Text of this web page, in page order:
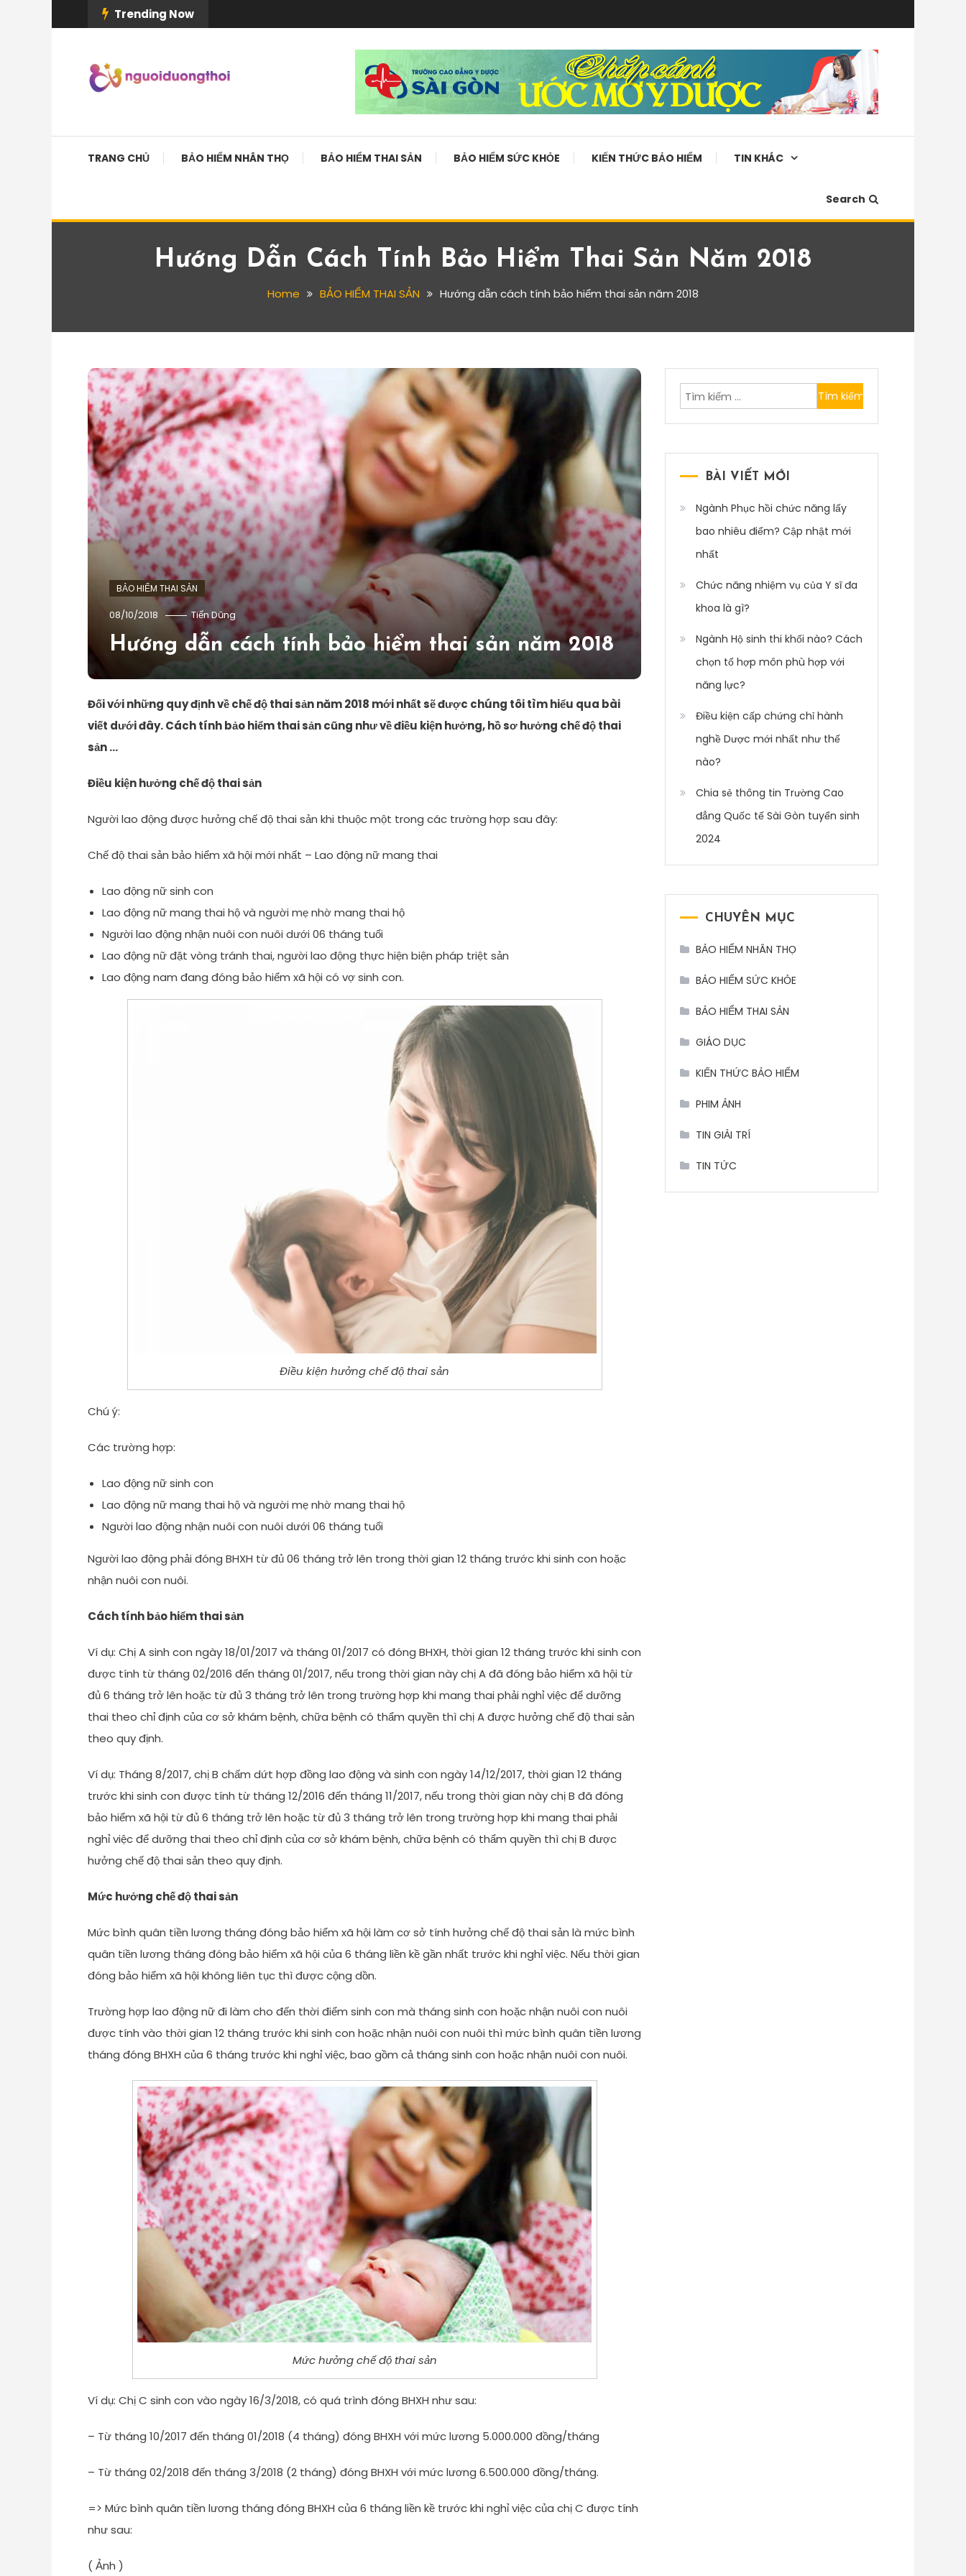
To
Trending Now
TRANG CHỦ BẢO HIỂM NHÂN THỌ BẢO HIỂM THAI SẢN BẢO HIỂM SỨC KHỎE KIẾN THỨC BẢO HIỂM TIN KHÁC
Search
Hướng Dẫn Cách Tính Bảo Hiểm Thai Sản Năm 2018
Home BẢO HIỂM THAI SẢN Hướng dẫn cách tính bảo hiểm thai sản năm 2018
BẢO HIỂM THAI SẢN
08/10/2018 Tiến Dũng
Hướng dẫn cách tính bảo hiểm thai sản năm 2018
Đối với những quy định về chế độ thai sản năm 2018 mới nhất sẽ được chúng tôi tìm hiểu qua bài
viết dưới đây. Cách tính bảo hiểm thai sản cũng như về điều kiện hưởng, hồ sơ hưởng chế độ thai
sản …
Điều kiện hưởng chế độ thai sản
Người lao động được hưởng chế độ thai sản khi thuộc một trong các trường hợp sau đây:
Chế độ thai sản bảo hiểm xã hội mới nhất – Lao động nữ mang thai
Lao động nữ sinh con
Lao động nữ mang thai hộ và người mẹ nhờ mang thai hộ
Người lao động nhận nuôi con nuôi dưới 06 tháng tuổi
Lao động nữ đặt vòng tránh thai, người lao động thực hiện biện pháp triệt sản
Lao động nam đang đóng bảo hiểm xã hội có vợ sinh con.
Điều kiện hưởng chế độ thai sản
Chú ý:
Các trường hợp:
Lao động nữ sinh con
Lao động nữ mang thai hộ và người mẹ nhờ mang thai hộ
Người lao động nhận nuôi con nuôi dưới 06 tháng tuổi
Người lao động phải đóng BHXH từ đủ 06 tháng trở lên trong thời gian 12 tháng trước khi sinh con hoặc
nhận nuôi con nuôi.
Cách tính bảo hiểm thai sản
Ví dụ: Chị A sinh con ngày 18/01/2017 và tháng 01/2017 có đóng BHXH, thời gian 12 tháng trước khi sinh con
được tính từ tháng 02/2016 đến tháng 01/2017, nếu trong thời gian này chị A đã đóng bảo hiểm xã hội từ
đủ 6 tháng trở lên hoặc từ đủ 3 tháng trở lên trong trường hợp khi mang thai phải nghỉ việc để dưỡng
thai theo chỉ định của cơ sở khám bệnh, chữa bệnh có thẩm quyền thì chị A được hưởng chế độ thai sản
theo quy định.
Ví dụ: Tháng 8/2017, chị B chấm dứt hợp đồng lao động và sinh con ngày 14/12/2017, thời gian 12 tháng
trước khi sinh con được tính từ tháng 12/2016 đến tháng 11/2017, nếu trong thời gian này chị B đã đóng
bảo hiểm xã hội từ đủ 6 tháng trở lên hoặc từ đủ 3 tháng trở lên trong trường hợp khi mang thai phải
nghỉ việc để dưỡng thai theo chỉ định của cơ sở khám bệnh, chữa bệnh có thẩm quyền thì chị B được
hưởng chế độ thai sản theo quy định.
Mức hưởng chế độ thai sản
Mức bình quân tiền lương tháng đóng bảo hiểm xã hội làm cơ sở tính hưởng chế độ thai sản là mức bình
quân tiền lương tháng đóng bảo hiểm xã hội của 6 tháng liền kề gần nhất trước khi nghỉ việc. Nếu thời gian
đóng bảo hiểm xã hội không liên tục thì được cộng dồn.
Trường hợp lao động nữ đi làm cho đến thời điểm sinh con mà tháng sinh con hoặc nhận nuôi con nuôi
được tính vào thời gian 12 tháng trước khi sinh con hoặc nhận nuôi con nuôi thì mức bình quân tiền lương
tháng đóng BHXH của 6 tháng trước khi nghỉ việc, bao gồm cả tháng sinh con hoặc nhận nuôi con nuôi.
Mức hưởng chế độ thai sản
Ví dụ: Chị C sinh con vào ngày 16/3/2018, có quá trình đóng BHXH như sau:
– Từ tháng 10/2017 đến tháng 01/2018 (4 tháng) đóng BHXH với mức lương 5.000.000 đồng/tháng
– Từ tháng 02/2018 đến tháng 3/2018 (2 tháng) đóng BHXH với mức lương 6.500.000 đồng/tháng.
=> Mức bình quân tiền lương tháng đóng BHXH của 6 tháng liền kề trước khi nghỉ việc của chị C được tính
như sau:
( Ảnh )
Tìm
kiếm
BÀI VIẾT MỚI
Ngành Phục hồi chức năng lấy
bao nhiêu điểm? Cập nhật mới
nhất
Chức năng nhiệm vụ của Y sĩ đa
khoa là gì?
Ngành Hộ sinh thi khối nào? Cách
chọn tổ hợp môn phù hợp với
năng lực?
Điều kiện cấp chứng chỉ hành
nghề Dược mới nhất như thế
nào?
Chia sẻ thông tin Trường Cao
đẳng Quốc tế Sài Gòn tuyển sinh
2024
CHUYÊN MỤC
BẢO HIỂM NHÂN THỌ
BẢO HIỂM SỨC KHỎE
BẢO HIỂM THAI SẢN
GIÁO DỤC
KIẾN THỨC BẢO HIỂM
PHIM ẢNH
TIN GIẢI TRÍ
TIN TỨC